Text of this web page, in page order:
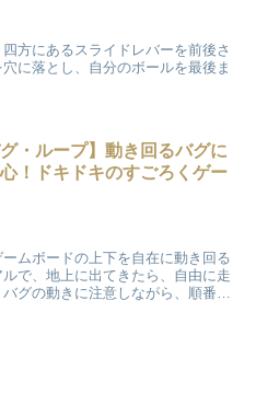
方にあるスライドレバーを前後さ
に落とし、自分のボールを最後ま
グ・ループ】動き回るバグに
！ドキドキのすごろくゲー
ムボードの上下を自在に動き回る
で、地上に出てきたら、自由に走
グの動きに注意しながら、順番に